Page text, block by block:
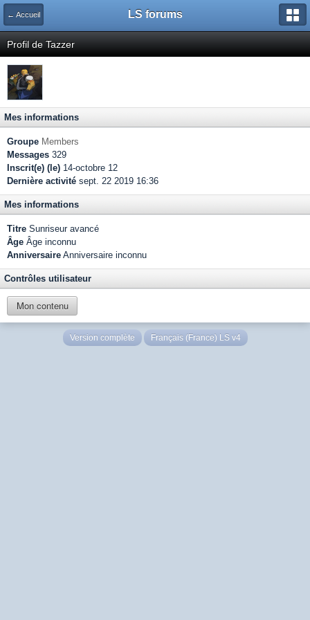
← Accueil LS forums
Profil de Tazzer
Mes informations
Groupe Members
Messages 329
Inscrit(e) (le) 14-octobre 12
Dernière activité sept. 22 2019 16:36
Mes informations
Titre Sunriseur avancé
Âge Âge inconnu
Anniversaire Anniversaire inconnu
Contrôles utilisateur
Mon contenu
Version complète Français (France) LS v4